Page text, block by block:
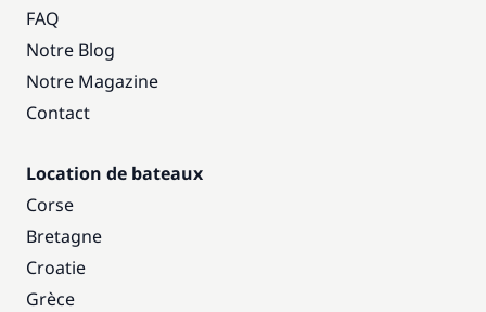
FAQ
Notre Blog
Notre Magazine
Contact
Location de bateaux
Corse
Bretagne
Croatie
Grèce